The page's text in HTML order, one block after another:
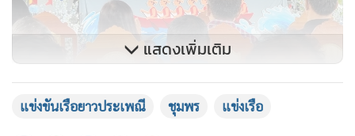
แสดงเพิ่มเติม
แข่งขันเรือยาวประเพณี ชุมพร แข่งเรือ